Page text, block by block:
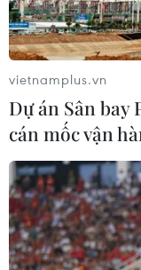
vietnamplus.vn
Dự án Sân bay
cán mốc vận